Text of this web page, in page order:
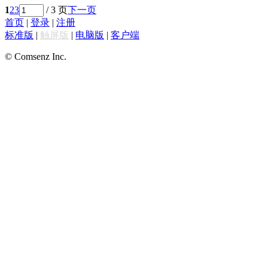
123 / 3 页下一页
首页 | 登录 | 注册
标准版 | 触屏版 | 电脑版 | 客户端
© Comsenz Inc.